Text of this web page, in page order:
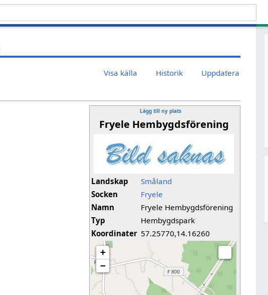
Visa källa Historik Uppdatera
Lägg till ny plats
Fryele Hembygdsförening
Landskap
Småland
Socken
Fryele
Namn
Fryele Hembygdsförening
Typ
Hembygdspark
Koordinater 57.25770,14.16260
+
−